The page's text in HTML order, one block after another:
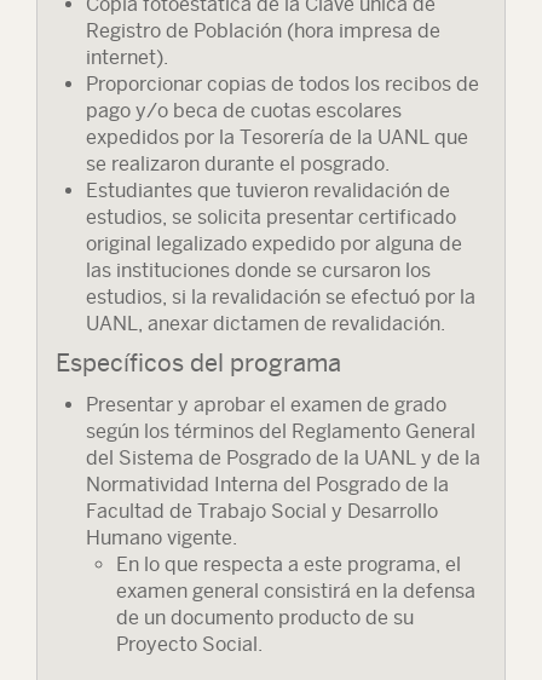
Registro de Población (hora impresa de
internet).
Proporcionar copias de todos los recibos de
pago y/o beca de cuotas escolares
expedidos por la Tesorería de la UANL que
se realizaron durante el posgrado.
Estudiantes que tuvieron revalidación de
estudios, se solicita presentar certificado
original legalizado expedido por alguna de
las instituciones donde se cursaron los
estudios, si la revalidación se efectuó por la
UANL, anexar dictamen de revalidación.
Específicos del programa
Presentar y aprobar el examen de grado
según los términos del Reglamento General
del Sistema de Posgrado de la UANL y de la
Normatividad Interna del Posgrado de la
Facultad de Trabajo Social y Desarrollo
Humano vigente.
En lo que respecta a este programa, el
examen general consistirá en la defensa
de un documento producto de su
Proyecto Social.